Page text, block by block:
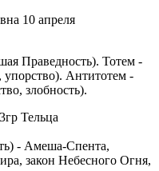
10 апреля
Праведность). Тотем -
Антитотем -
злобность).
Тельца
- Амеша-Спента,
закон Небесного Огня,